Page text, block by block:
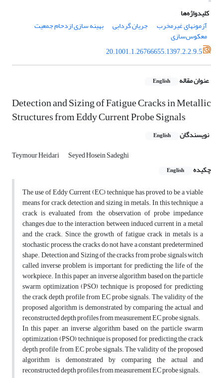
کلیدواژه‌ها
آزمونهای ‌‌غیرمخرب
جریان گردابی بهینه سازی ازدحام جمعیت
معکوس‌سازی
20.1001.1.26766655.1397.2.2.9.5
عنوان مقاله English
Detection and Sizing of Fatigue Cracks in Metallic
Structures from Eddy Current Probe Signals
نویسندگان English
Teymour Heidari
Seyed Hosein Sadeghi
چکیده
English
The use of Eddy Current (EC) technique has proved to be a viable
means for crack detection and sizing in metals. In this technique, a
crack is evaluated from the observation of probe impedance
changes due to the interaction between induced current in a metal
and the crack. Since the growth of fatigue crack in metals is a
stochastic process, the cracks do not have a constant predetermined
shape. Detection and Sizing of the cracks from probe signals witch
called inverse problem is important for predicting the life of the
workpiece. In this paper, an inverse algorithm based on the particle
swarm optimization (PSO) technique is proposed for predicting
the crack depth profile from EC probe signals. The validity of the
proposed algorithm is demonstrated by comparing the actual and
reconstructed depth profiles from measurement EC probe signals.
In this paper, an inverse algorithm based on the particle swarm
optimization (PSO) technique is proposed for predicting the crack
depth profile from EC probe signals. The validity of the proposed
algorithm is demonstrated by comparing the actual and
reconstructed depth profiles from measurement EC probe signals.